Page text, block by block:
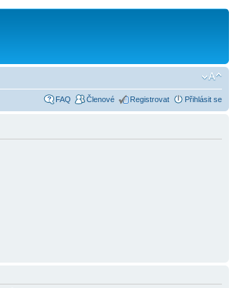
FAQ Členové Registrovat Přihlásit se